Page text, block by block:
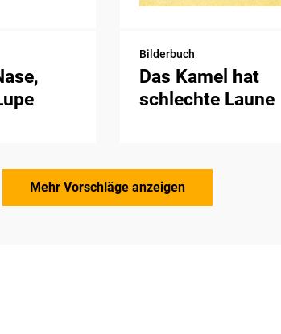
Bilderbuch
Das Kamel hat
schlechte Laune
Mehr Vorschläge anzeigen